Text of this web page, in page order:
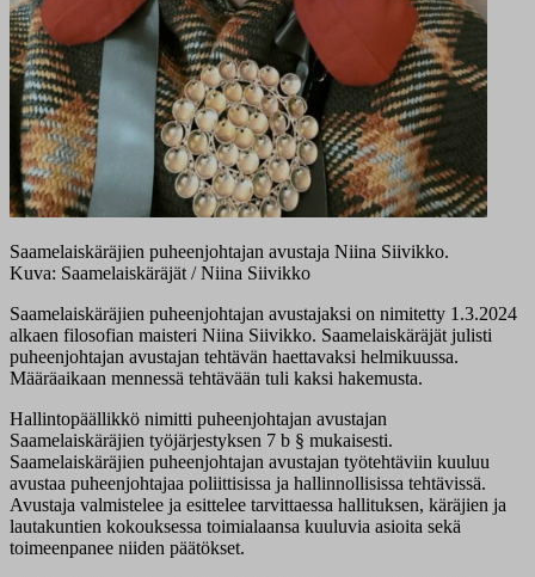
Saamelaiskäräjien puheenjohtajan avustaja Niina Siivikko.
Kuva: Saamelaiskäräjät / Niina Siivikko
Saamelaiskäräjien puheenjohtajan avustajaksi on nimitetty 1.3.2024
alkaen filosofian maisteri Niina Siivikko. Saamelaiskäräjät julisti
puheenjohtajan avustajan tehtävän haettavaksi helmikuussa.
Määräaikaan mennessä tehtävään tuli kaksi hakemusta.
Hallintopäällikkö nimitti puheenjohtajan avustajan
Saamelaiskäräjien työjärjestyksen 7 b § mukaisesti.
Saamelaiskäräjien puheenjohtajan avustajan työtehtäviin kuuluu
avustaa puheenjohtajaa poliittisissa ja hallinnollisissa tehtävissä.
Avustaja valmistelee ja esittelee tarvittaessa hallituksen, käräjien ja
lautakuntien kokouksessa toimialaansa kuuluvia asioita sekä
toimeenpanee niiden päätökset.